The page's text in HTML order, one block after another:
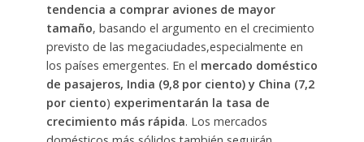
tendencia a comprar aviones de mayor
tamaño, basando el argumento en el crecimiento
previsto de las megaciudades,especialmente en
los países emergentes. En el mercado doméstico
de pasajeros, India (9,8 por ciento) y China (7,2
por ciento) experimentarán la tasa de
crecimiento más rápida. Los mercados